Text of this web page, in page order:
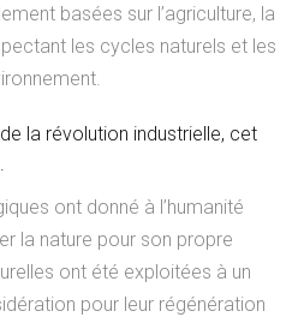
basées sur l’agriculture, la
les cycles naturels et les
la révolution industrielle, cet
ont donné à l’humanité
la nature pour son propre
ont été exploitées à un
pour leur régénération